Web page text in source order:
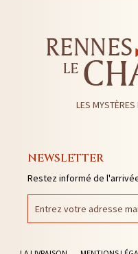
LES MYSTÈRES
NEWSLETTER
Restez informé de